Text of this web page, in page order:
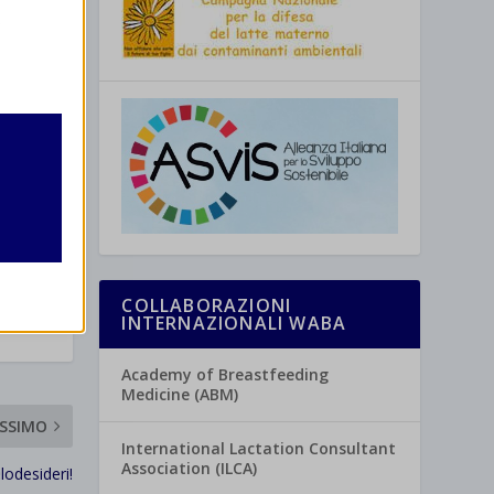
COLLABORAZIONI
INTERNAZIONALI WABA
Academy of Breastfeeding
Medicine (ABM)
International Lactation Consultant
Association (ILCA)